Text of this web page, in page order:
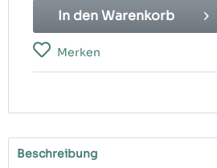
In den Warenkorb
Merken
Beschreibung